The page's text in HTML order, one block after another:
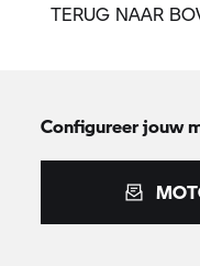
TERUG NAAR
Configureer jouw